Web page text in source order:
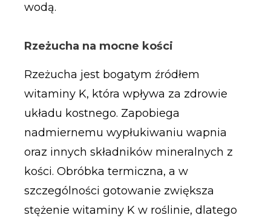
wodą.
Rzeżucha na mocne kości
Rzeżucha jest bogatym źródłem
witaminy K, która wpływa za zdrowie
układu kostnego. Zapobiega
nadmiernemu wypłukiwaniu wapnia
oraz innych składników mineralnych z
kości. Obróbka termiczna, a w
szczególności gotowanie zwiększa
stężenie witaminy K w roślinie, dlatego